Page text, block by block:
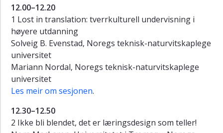
Send
inn
konferansebidrag
Til
deg
som
skal
bidra
deg
som
skal
12.00–12.20
1 Lost in translation: tverrkulturell undervisning i
høyere utdanning
Solveig B. Evenstad, Noregs teknisk-naturvitskaplege
universitet
Mariann Nordal, Noregs teknisk-naturvitskaplege
universitet
Les meir om sesjonen.
12.30–12.50
2 Ikke bli blendet, det er læringsdesign som teller!